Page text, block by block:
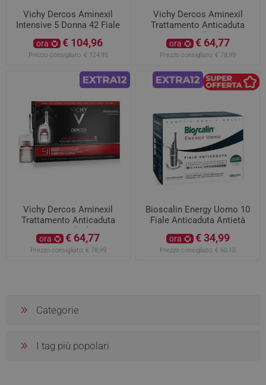
Vichy Dercos Aminexil
Intensive 5 Donna 42 Fiale
ora € 104,96
Prezzo consigliato: € 124,95
Vichy Dercos Aminexil
Trattamento Anticaduta
ora € 64,77
Prezzo consigliato: € 78,99
Vichy Dercos Aminexil
Trattamento Anticaduta
Uomo 21 Fiale da 6ML
ora € 64,77
Prezzo consigliato: € 78,99
Bioscalin Energy Uomo 10
Fiale Anticaduta Antietà
ora € 34,99
Prezzo consigliato: € 60,10
Categorie
I tag più popolari